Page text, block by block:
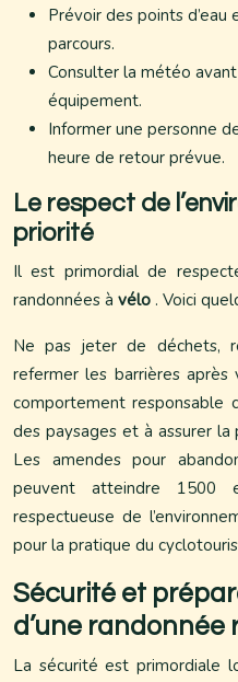
Prévoir des points
parcours.
Consulter la météo
équipement.
Informer une personne
heure de retour prévue.
Le respect de
priorité
Il est primordial de
randonnées à vélo . Voici
Ne pas jeter de déchets,
refermer les barrières
comportement responsable
des paysages et à assurer
Les amendes pour
peuvent atteindre 1500
respectueuse de
pour la pratique du
Sécurité et
d’une randonnée
La sécurité est primordiale